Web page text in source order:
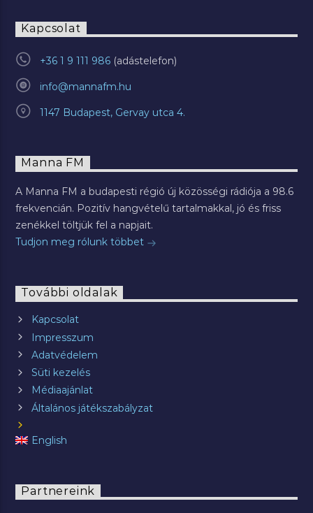
Kapcsolat
+36 1 9 111 986
info@mannafm.hu
1147 Budapest, Gervay utca 4.
Manna FM
A Manna FM a budapesti régió új közösségi rádiója a 98.6
frekvencián. Pozitív hangvételű tartalmakkal, jó és friss
zenékkel töltjük fel a napjait.
Tudjon meg rólunk többet
További oldalak
Kapcsolat
Impresszum
Adatvédelem
Süti kezelés
Médiaajánlat
Általános játékszabályzat
English
Partnereink